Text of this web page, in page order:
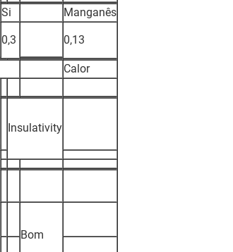
Si
Manganês
0,3 0,13
Calor
Insulativity
Bom